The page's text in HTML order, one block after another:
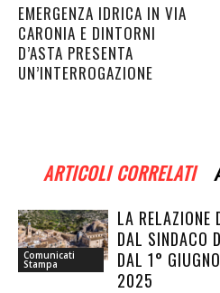
EMERGENZA IDRICA IN VIA
CARONIA E DINTORNI
D’ASTA PRESENTA
UN’INTERROGAZIONE
ARTICOLI CORRELATI
Comunicati
Stampa
LA RELAZIONE
DAL SINDACO
DAL 1°
2025